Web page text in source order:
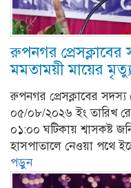
রুপনগর
মমতাময়ী মায়ের মৃত্যু
রুপনগর প্রেসক্লাবের
০৫/০৮/২০২৬ ইং তারিখ
০১:০০ ঘটিকায় শ্বাসকষ্ট
হাসপাতালে নেওয়া পথে
পড়ুন